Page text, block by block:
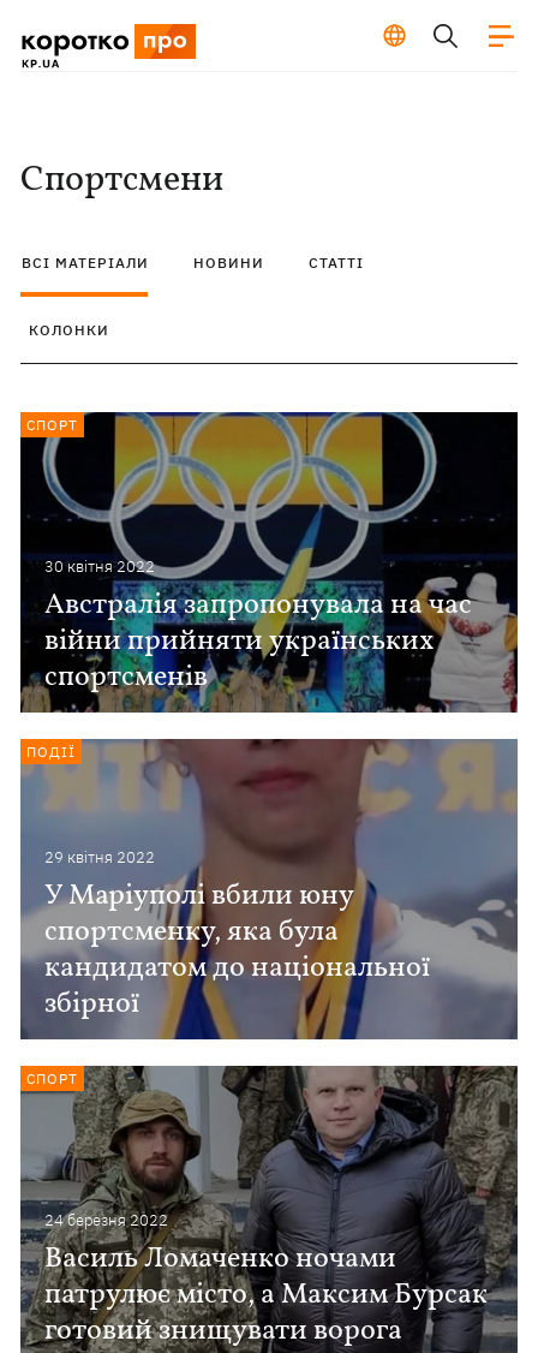
Спортсмени
ВСІ МАТЕРІАЛИ НОВИНИ СТАТТІ
КОЛОНКИ
30 квiтня 2022
Австралія запропонувала на час
війни прийняти українських
спортсменів
СПОРТ
29 квiтня 2022
У Маріуполі вбили юну
спортсменку, яка була
кандидатом до національної
збірної
ПОДІЇ
24 березня 2022
Василь Ломаченко ночами
патрулює місто, а Максим Бурсак
готовий знищувати ворога
СПОРТ